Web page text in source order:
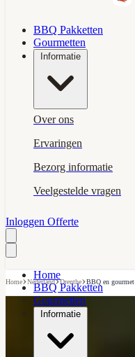
BBQ Pakketten
Gourmetten
Informatie
Over ons
Ervaringen
Bezorg informatie
Veelgestelde vragen
Inloggen Offerte
Home
BBQ Pakketten
Gourmetten
Informatie
Home›Nederland›Drenthe›BBQ en